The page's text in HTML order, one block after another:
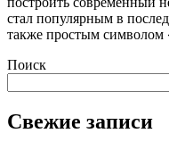
стал популярным в
также простым
Поиск
Свежие записи